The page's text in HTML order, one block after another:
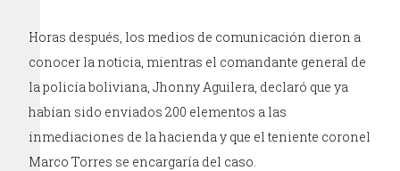
Horas después, los medios de comunicación dieron a
conocer la noticia, mientras el comandante general de
la policía boliviana, Jhonny Aguilera, declaró que ya
habían sido enviados 200 elementos a las
inmediaciones de la hacienda y que el teniente coronel
Marco Torres se encargaría del caso.